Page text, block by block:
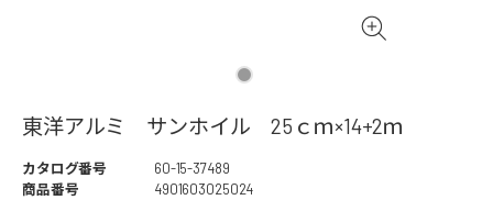
東洋アルミ サンホイル 25ｃｍ×14+2ｍ
カタログ番号
60-15-37489
商品番号
4901603025024